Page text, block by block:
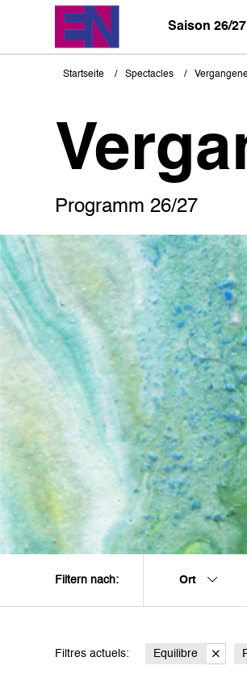
Saison 26/27
Pfadnavigation
Startseite Spectacles
Programm 26/27
Filtern nach: Ort
Filtres actuels: Equilibre